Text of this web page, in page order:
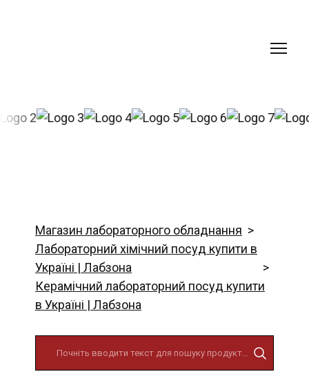
Магазин лабораторного обладнання
Лабораторний хімічний посуд купити в
Україні | Лабзона
Керамічний лабораторний посуд купити
в Україні | Лабзона